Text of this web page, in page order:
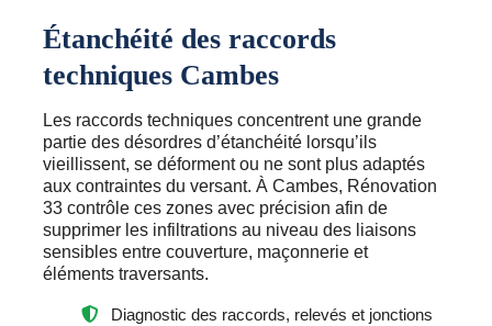
Étanchéité des raccords
techniques Cambes
Les raccords techniques concentrent une grande
partie des désordres d’étanchéité lorsqu’ils
vieillissent, se déforment ou ne sont plus adaptés
aux contraintes du versant. À Cambes, Rénovation
33 contrôle ces zones avec précision afin de
supprimer les infiltrations au niveau des liaisons
sensibles entre couverture, maçonnerie et
éléments traversants.
Diagnostic des raccords, relevés et jonctions